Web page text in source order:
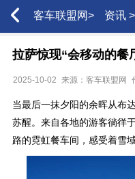
客车联盟网> 资讯 >
拉萨惊现“会移动的餐
2025-10-02 来源：客车联盟网
当最后一抹夕阳的余晖从布
苏醒。来自各地的游客徜徉
路的霓虹餐车间，感受着雪